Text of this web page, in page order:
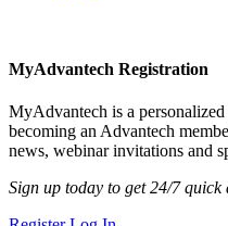
MyAdvantech Registration
MyAdvantech is a
becoming an Advantech
news, webinar invitations and
Sign up today to get 24/7